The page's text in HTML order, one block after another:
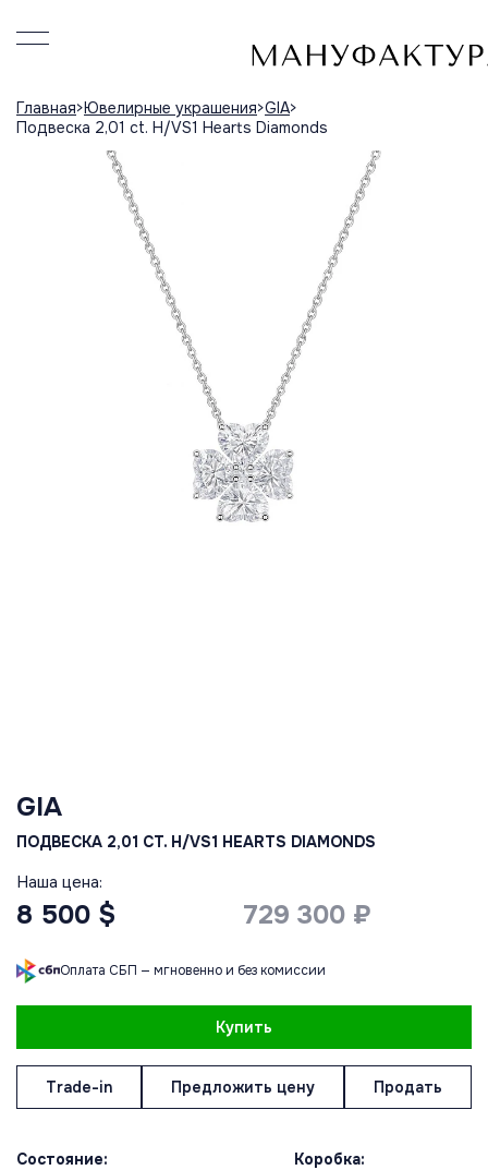
Главная Ювелирные украшения GIA
Подвеска 2,01 ct. H/VS1 Hearts Diamonds
GIA
ПОДВЕСКА 2,01 CT. H/VS1 HEARTS DIAMONDS
Наша цена:
8 500 $ 729 300 ₽
Оплата СБП — мгновенно и без комиссии
Купить
Trade-in Предложить цену Продать
Состояние:
Коробка: